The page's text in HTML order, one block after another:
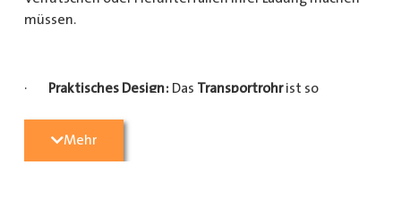
müssen.
· Praktisches Design: Das Transportrohrist so
Gegenständen sicher und einfach transportieren kann
Mehr